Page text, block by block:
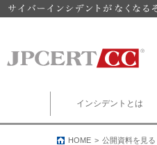
インシデントとは
HOME 公開資料を見る